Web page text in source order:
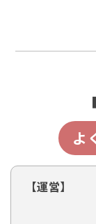
よ
【運営】